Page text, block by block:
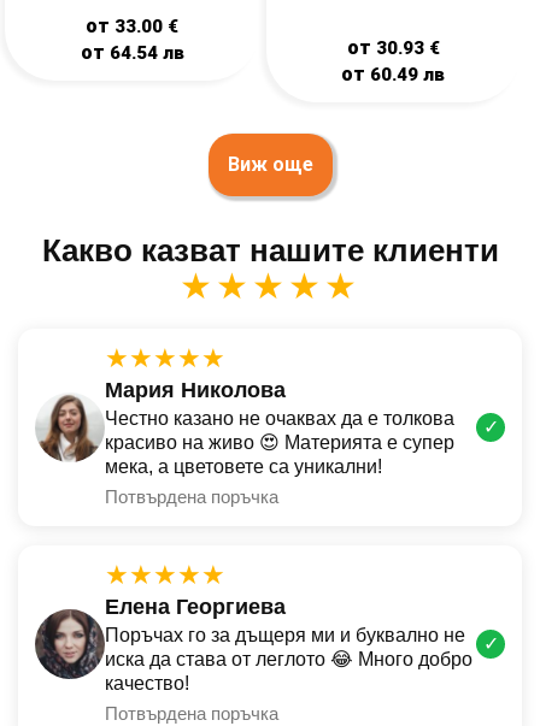
от 33.00 €
от 64.54 лв от 30.93 €
от 60.49лв
Виж още
Какво казват нашите клиенти
★★★★★
★★★★★
Мария Николова
Честно казано не очаквах да е толкова
красиво на живо 😍 Материята е супер
мека, а цветовете са уникални!
Потвърдена поръчка
✓
★★★★★
Елена Георгиева
Поръчах го за дъщеря ми и буквално не
иска да става от леглото 😂 Много добро
качество!
Потвърдена поръчка
✓